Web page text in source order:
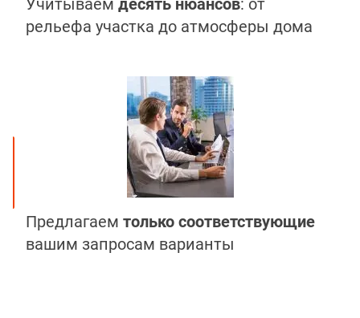
Учитываем десять нюансов: от
рельефа участка до атмосферы дома
Предлагаем только соответствующие
вашим запросам варианты